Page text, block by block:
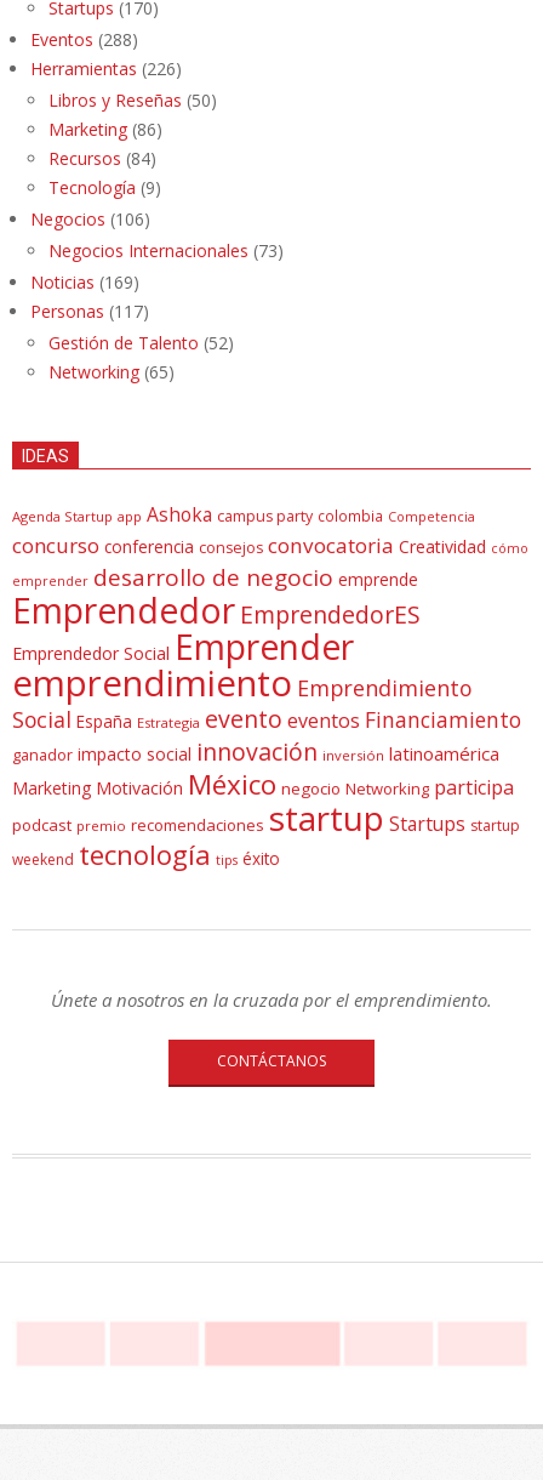
Startups (170)
Eventos (288)
Herramientas (226)
Libros y Reseñas (50)
Marketing (86)
Recursos (84)
Tecnología (9)
Negocios (106)
Negocios Internacionales (73)
Noticias (169)
Personas (117)
Gestión de Talento (52)
Networking (65)
IDEAS
Agenda Startup app Ashoka campus party colombia Competencia
concurso conferencia consejos convocatoria Creatividad cómo
emprender desarrollo de negocio emprende
Emprendedor EmprendedorES
Emprendedor Social Emprender
emprendimiento Emprendimiento
Social España Estrategia evento eventos Financiamiento
ganador impacto social innovación inversión latinoamérica
Marketing Motivación México negocio Networking participa
podcast premio recomendaciones startup Startups startup
weekend tecnología tips éxito
Únete a nosotros en la cruzada por el emprendimiento.
CONTÁCTANOS